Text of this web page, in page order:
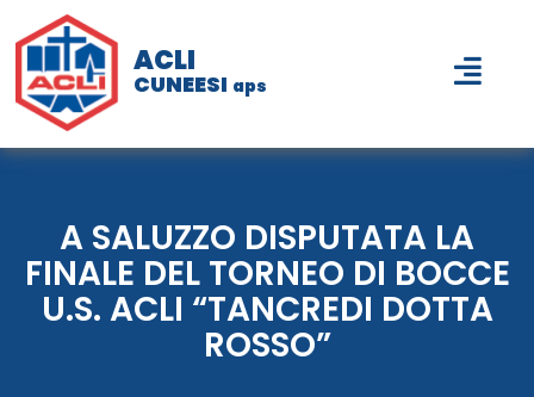
ACLI
CUNEESI aps
A SALUZZO DISPUTATA LA
FINALE DEL TORNEO DI BOCCE
U.S. ACLI “TANCREDI DOTTA
ROSSO”